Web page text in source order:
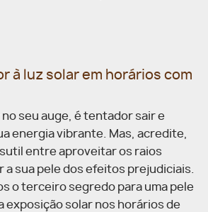
à luz solar em horários com
seu auge, é tentador sair e
energia vibrante. Mas, acredite,
entre aproveitar os raios
a sua pele dos efeitos prejudiciais.
o terceiro segredo para uma pele
exposição solar nos horários de